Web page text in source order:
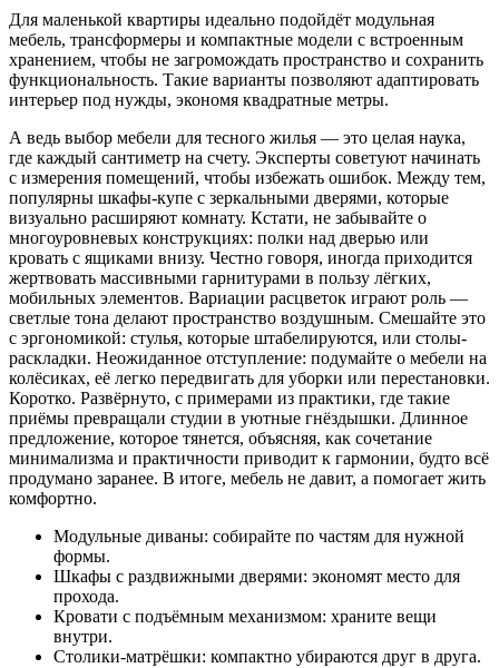
Для маленькой квартиры идеально подойдёт модульная
мебель, трансформеры и компактные модели с встроенным
хранением, чтобы не загромождать пространство и сохранить
функциональность. Такие варианты позволяют адаптировать
интерьер под нужды, экономя квадратные метры.
А ведь выбор мебели для тесного жилья — это целая наука,
где каждый сантиметр на счету. Эксперты советуют начинать
с измерения помещений, чтобы избежать ошибок. Между тем,
популярны шкафы-купе с зеркальными дверями, которые
визуально расширяют комнату. Кстати, не забывайте о
многоуровневых конструкциях: полки над дверью или
кровать с ящиками внизу. Честно говоря, иногда приходится
жертвовать массивными гарнитурами в пользу лёгких,
мобильных элементов. Вариации расцветок играют роль —
светлые тона делают пространство воздушным. Смешайте это
с эргономикой: стулья, которые штабелируются, или столы-
раскладки. Неожиданное отступление: подумайте о мебели на
колёсиках, её легко передвигать для уборки или перестановки.
Коротко. Развёрнуто, с примерами из практики, где такие
приёмы превращали студии в уютные гнёздышки. Длинное
предложение, которое тянется, объясняя, как сочетание
минимализма и практичности приводит к гармонии, будто всё
продумано заранее. В итоге, мебель не давит, а помогает жить
комфортно.
Модульные диваны: собирайте по частям для нужной
формы.
Шкафы с раздвижными дверями: экономят место для
прохода.
Кровати с подъёмным механизмом: храните вещи
внутри.
Столики-матрёшки: компактно убираются друг в друга.